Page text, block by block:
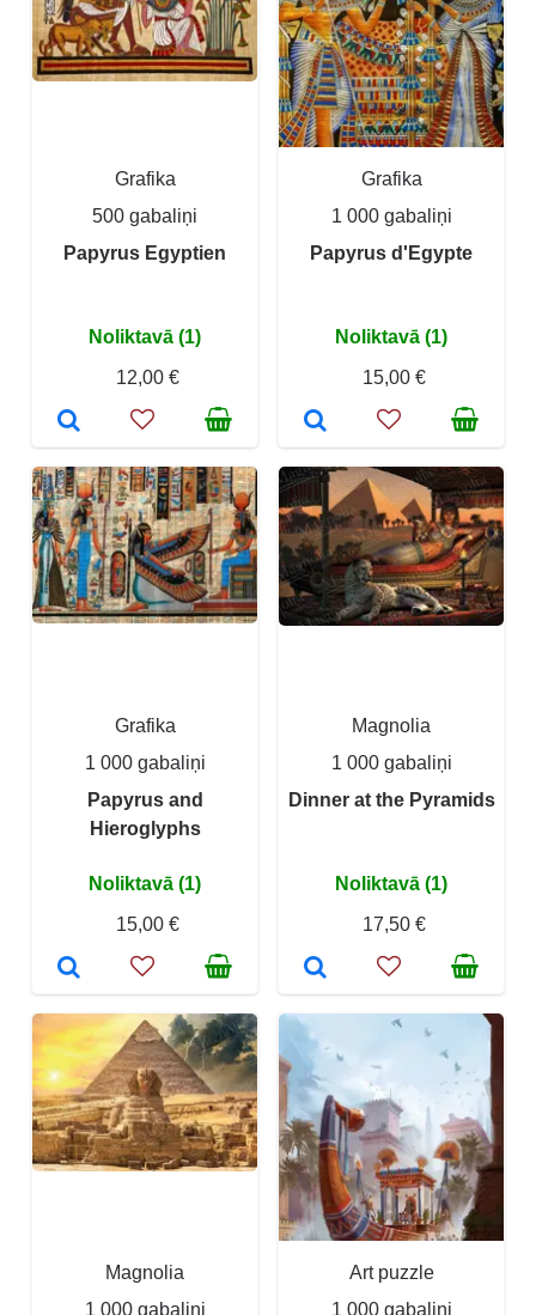
Grafika
500 gabaliņi
Papyrus Egyptien
Noliktavā (1)
12,00 €
Grafika
1 000 gabaliņi
Papyrus d'Egypte
Noliktavā (1)
15,00 €
Grafika
1 000 gabaliņi
Papyrus and
Hieroglyphs
Noliktavā (1)
15,00 €
Magnolia
1 000 gabaliņi
Dinner at the Pyramids
Noliktavā (1)
17,50 €
Magnolia
1 000 gabaliņi
Art puzzle
1 000 gabaliņi